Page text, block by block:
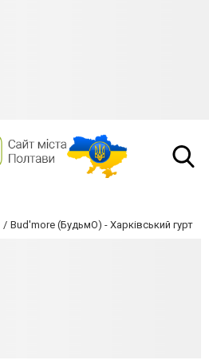
Bud'more (БудьмО) - Харківський гурт